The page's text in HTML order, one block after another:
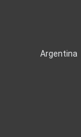
Argentina